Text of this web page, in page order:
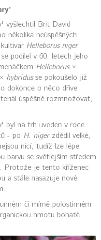
vyšlechtil Brit David
několika neúspěšných
Helleborus niger
podílel v 60. letech jeho
Helleborus×
× hybridusse pokoušelo již
dokonce o něco dříve
úspěšně rozmnožovat,
byl na trh uveden v roce
- po H. nigerzdědil velké,
nící, tudíž lze lépe
barvu se světlejším středem
Protože je tento kříženec
a stále nasazuje nové
či mírně polostinném
hmotu bohaté